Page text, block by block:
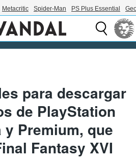
Metacritic Spider-Man PS Plus Essential
para descargar
de PlayStation
y Premium, que
Fantasy XVI